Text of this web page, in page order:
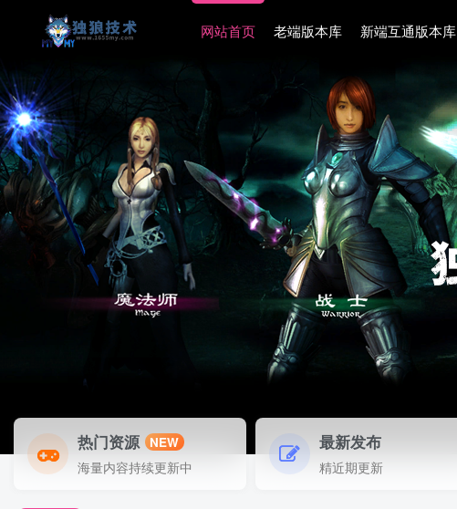
网站首页 老端版本库 新端互通版本库
热门资源 NEW
海量内容持续更新中
最新发布
精近期更新